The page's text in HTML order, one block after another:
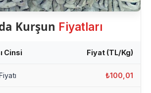
Kurşun Fiyatları
Cinsi Fiyat (TL/Kg)
₺100,01